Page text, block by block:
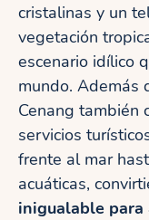
cristalinas y un
vegetación
escenario idílico
mundo. Además
Cenang también
servicios
frente al mar
acuáticas,
inigualable para